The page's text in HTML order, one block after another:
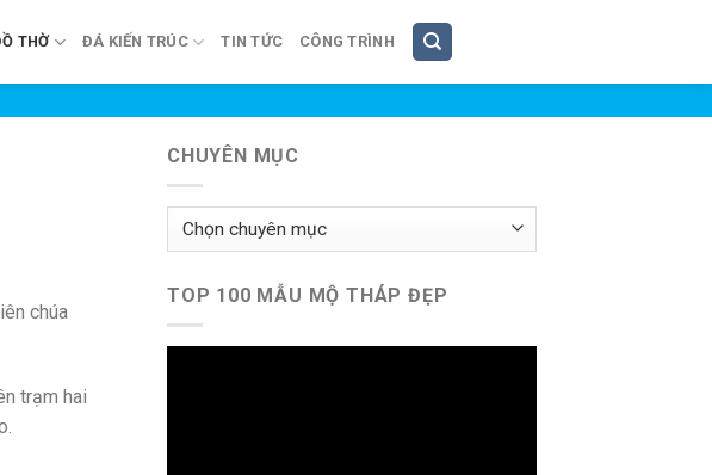
THỜ ĐÁ KIẾN TRÚC TIN TỨC CÔNG TRÌNH
chúa
trạm hai
CHUYÊN MỤC
Chuyên
mục
TOP 100 MẪU MỘ THÁP ĐẸP